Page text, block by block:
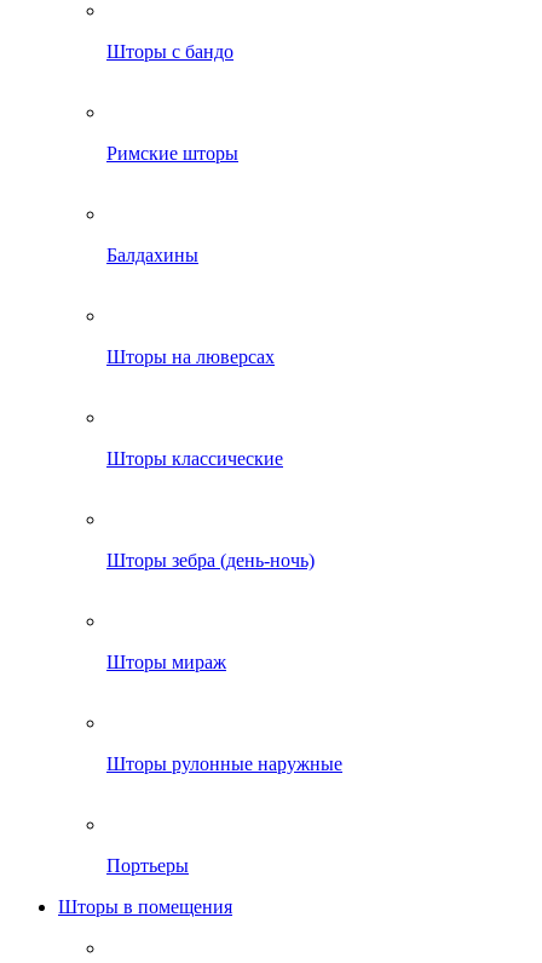
Шторы с бандо
Римские шторы
Балдахины
Шторы на люверсах
Шторы классические
Шторы зебра (день-ночь)
Шторы мираж
Шторы рулонные наружные
Портьеры
Шторы в помещения